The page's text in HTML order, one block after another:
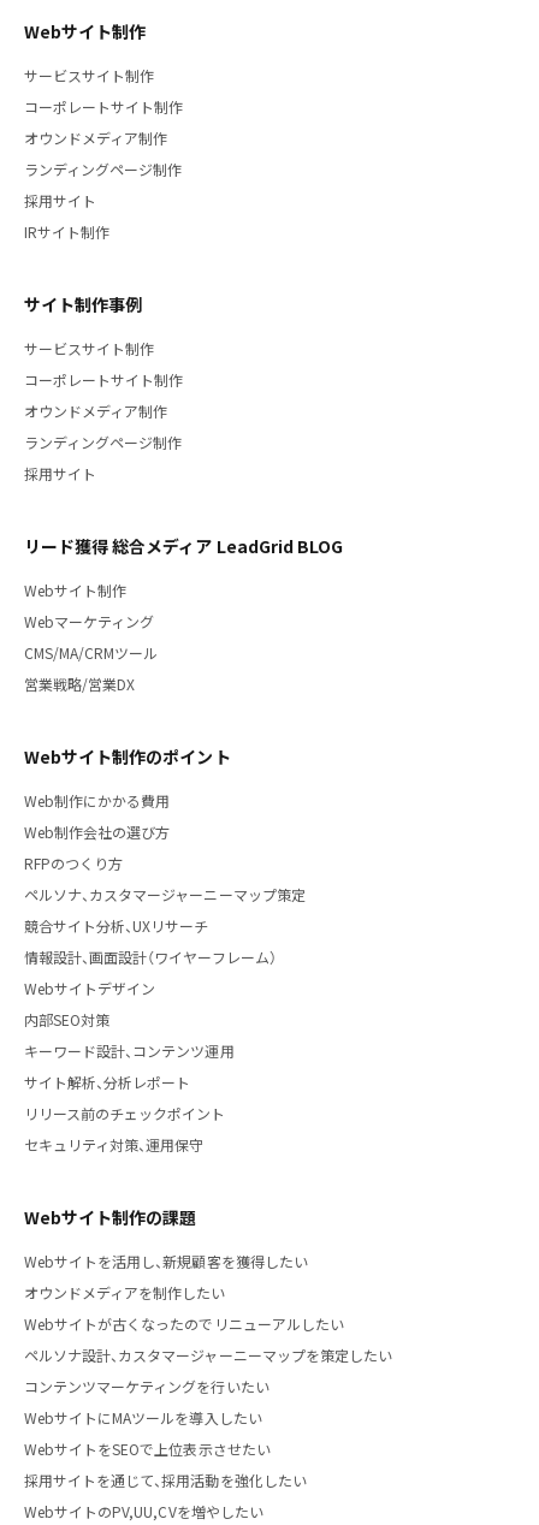
Webサイト制作
サービスサイト制作
コーポレートサイト制作
オウンドメディア制作
ランディングページ制作
採用サイト
IRサイト制作
サイト制作事例
サービスサイト制作
コーポレートサイト制作
オウンドメディア制作
ランディングページ制作
採用サイト
リード獲得 総合メディア LeadGrid BLOG
Webサイト制作
Webマーケティング
CMS/MA/CRMツール
営業戦略/営業DX
Webサイト制作のポイント
Web制作にかかる費用
Web制作会社の選び方
RFPのつくり方
ペルソナ、カスタマージャーニーマップ策定
競合サイト分析、UXリサーチ
情報設計、画面設計（ワイヤーフレーム）
Webサイトデザイン
内部SEO対策
キーワード設計、コンテンツ運用
サイト解析、分析レポート
リリース前のチェックポイント
セキュリティ対策、運用保守
Webサイト制作の課題
Webサイトを活用し、新規顧客を獲得したい
オウンドメディアを制作したい
Webサイトが古くなったのでリニューアルしたい
ペルソナ設計、カスタマージャーニーマップを策定したい
コンテンツマーケティングを行いたい
WebサイトにMAツールを導入したい
WebサイトをSEOで上位表示させたい
採用サイトを通じて、採用活動を強化したい
WebサイトのPV,UU,CVを増やしたい